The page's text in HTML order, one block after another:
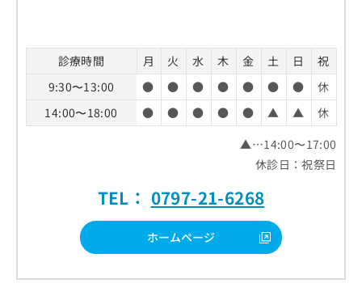
診療時間 月 火 水 木 金 土 日
祝
9:30〜13:00
● ● ● ● ● ● ●
休
14:00〜18:00
● ● ● ● ● ▲ ▲
休
▲…14:00〜17:00
休診日：祝祭日
TEL： 0797-21-6268
ホームページ